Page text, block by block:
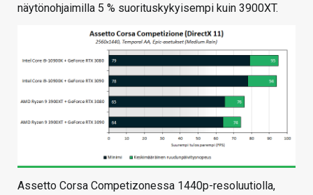
näytönohjaimilla 5 % suorituskykyisempi kuin 3900XT.
Assetto Corsa Competizonessa 1440p-resoluutiolla,